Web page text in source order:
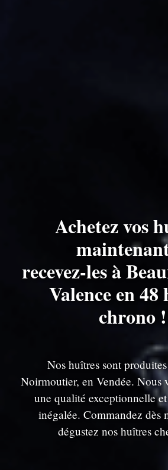
Achetez vos
recevez-les à
Valence en 48
chrono !
Nos huîtres sont
Noirmoutier, en Vendée. Nous
une qualité exceptionnelle
inégalée. Commandez dès
dégustez nos huîtres